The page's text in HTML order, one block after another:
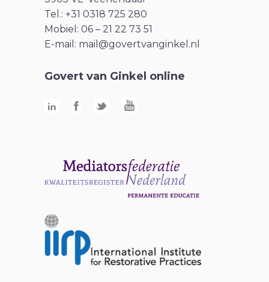
Tel.: +31 0318 725 280
Mobiel: 06 – 21 22 73 51
E-mail: mail@govertvanginkel.nl
Govert van Ginkel online